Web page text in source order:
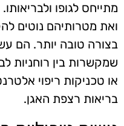
מתייחס לגופו
ואת מטרותיהם נוטים
בצורה טובה יותר. הם
שמקשרות בין רוחניות
או טכניקות ריפוי
בריאות רצפת האגן.